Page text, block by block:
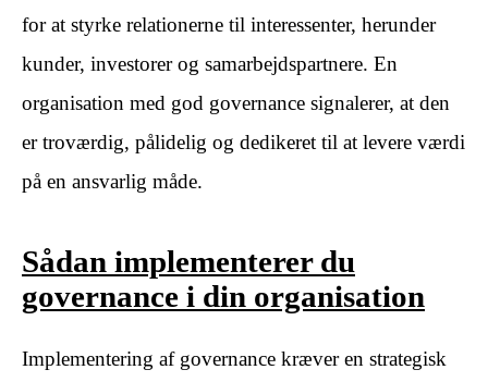
for at styrke relationerne til interessenter, herunder
kunder, investorer og samarbejdspartnere. En
organisation med god governance signalerer, at den
er troværdig, pålidelig og dedikeret til at levere værdi
på en ansvarlig måde.
Sådan implementerer du
governance i din organisation
Implementering af governance kræver en strategisk